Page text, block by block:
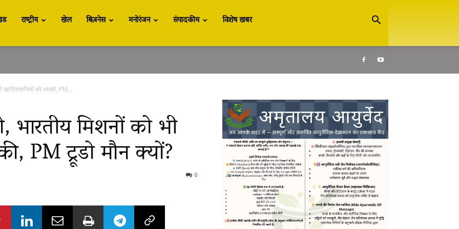
राष्ट्रीय खेल बिज़नेस मनोरंजन संपादकीय विशेष खबर
खालिस्तानियों की धमकी, PM...
मिशनों को भी
PM ट्रूडो मौन क्यों?
0